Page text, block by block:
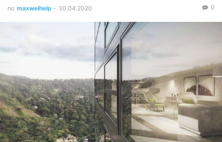
по maxwelhelp - 30.04.2020 0